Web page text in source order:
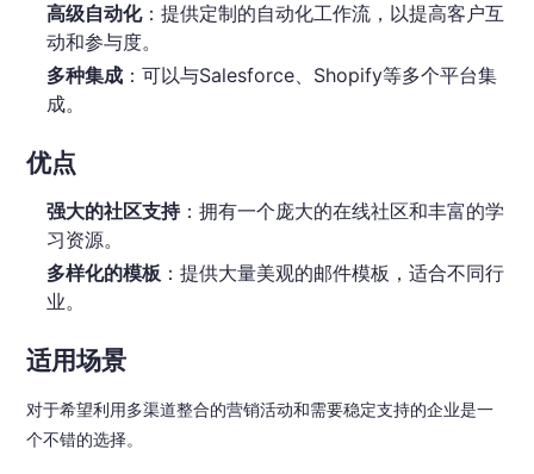
高级自动化：提供定制的自动化工作流，以提高客户互
动和参与度。
多种集成：可以与Salesforce、Shopify等多个平台集
成。
优点
强大的社区支持：拥有一个庞大的在线社区和丰富的学
习资源。
多样化的模板：提供大量美观的邮件模板，适合不同行
业。
适用场景
对于希望利用多渠道整合的营销活动和需要稳定支持的企业是一
个不错的选择。